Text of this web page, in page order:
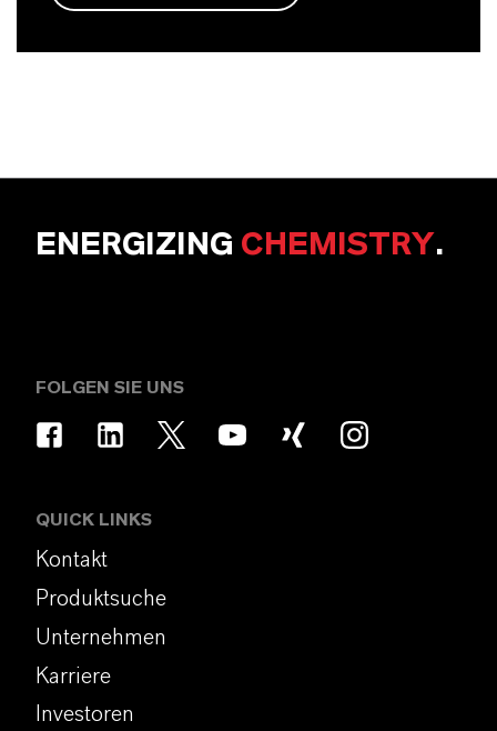
ENERGIZING CHEMISTRY.
FOLGEN SIE UNS
QUICK LINKS
Kontakt
Produktsuche
Unternehmen
Karriere
Investoren